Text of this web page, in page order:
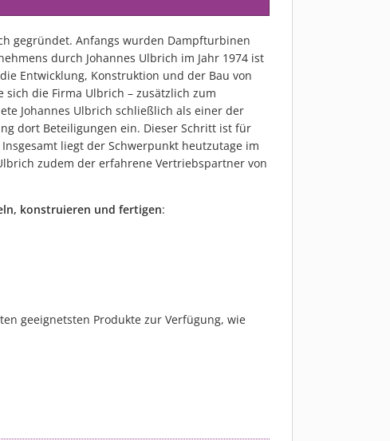
gegründet. Anfangs wurden Dampfturbinen
durch Johannes Ulbrich im Jahr 1974 ist
Entwicklung, Konstruktion und der Bau von
die Firma Ulbrich – zusätzlich zum
Johannes Ulbrich schließlich als einer der
dort Beteiligungen ein. Dieser Schritt ist für
liegt der Schwerpunkt heutzutage im
zudem der erfahrene Vertriebspartner von
konstruieren und fertigen:
geeignetsten Produkte zur Verfügung, wie